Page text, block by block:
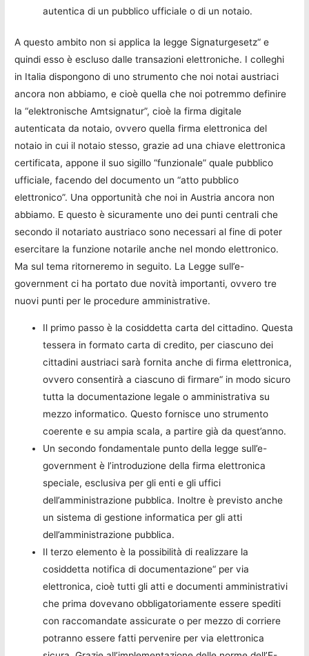
autentica di un pubblico ufficiale o di un notaio.
A questo ambito non si applica la legge Signaturgesetz“ e
quindi esso è escluso dalle transazioni elettroniche. I colleghi
in Italia dispongono di uno strumento che noi notai austriaci
ancora non abbiamo, e cioè quella che noi potremmo definire
la “elektronische Amtsignatur”, cioè la firma digitale
autenticata da notaio, ovvero quella firma elettronica del
notaio in cui il notaio stesso, grazie ad una chiave elettronica
certificata, appone il suo sigillo “funzionale” quale pubblico
ufficiale, facendo del documento un “atto pubblico
elettronico”. Una opportunità che noi in Austria ancora non
abbiamo. E questo è sicuramente uno dei punti centrali che
secondo il notariato austriaco sono necessari al fine di poter
esercitare la funzione notarile anche nel mondo elettronico.
Ma sul tema ritorneremo in seguito. La Legge sull’e-
government ci ha portato due novità importanti, ovvero tre
nuovi punti per le procedure amministrative.
Il primo passo è la cosiddetta carta del cittadino. Questa
tessera in formato carta di credito, per ciascuno dei
cittadini austriaci sarà fornita anche di firma elettronica,
ovvero consentirà a ciascuno di firmare“ in modo sicuro
tutta la documentazione legale o amministrativa su
mezzo informatico. Questo fornisce uno strumento
coerente e su ampia scala, a partire già da quest’anno.
Un secondo fondamentale punto della legge sull’e-
government è l’introduzione della firma elettronica
speciale, esclusiva per gli enti e gli uffici
dell’amministrazione pubblica. Inoltre è previsto anche
un sistema di gestione informatica per gli atti
dell’amministrazione pubblica.
Il terzo elemento è la possibilità di realizzare la
cosiddetta notifica di documentazione“ per via
elettronica, cioè tutti gli atti e documenti amministrativi
che prima dovevano obbligatoriamente essere spediti
con raccomandate assicurate o per mezzo di corriere
potranno essere fatti pervenire per via elettronica